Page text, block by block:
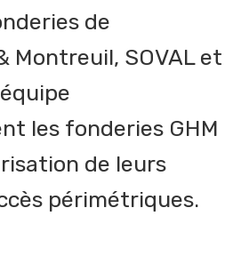
de
Montreuil, SOVAL et
les fonderies GHM
de leurs
périmétriques.